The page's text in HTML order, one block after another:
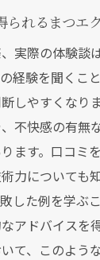
られるまつエ
実際の体験談
経験を聞くこ
しやすくなり
不快感の有無
ます。口コミ
力についても
した例を学ぶ
アドバイスを
て、このよう